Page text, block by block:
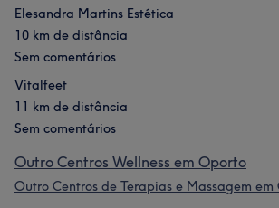
Elesandra Martins Estética
10 km de distância
Sem comentários
Vitalfeet
11 km de distância
Sem comentários
Outro Centros Wellness em Oporto
Outro Centros de Terapias e Massagem em